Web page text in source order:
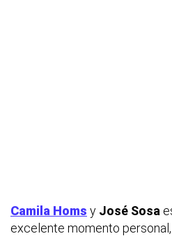
Camila Homs y José Sosa
excelente momento